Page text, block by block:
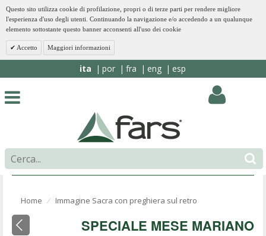
Questo sito utilizza cookie di profilazione, propri o di terze parti per rendere migliore
l'esperienza d'uso degli utenti. Continuando la navigazione e/o accedendo a un qualunque
elemento sottostante questo banner acconsenti all'uso dei cookie
Accetto Maggiori informazioni
ita por fra eng esp
Home ⁄ Immagine Sacra con preghiera sul retro
SPECIALE MESE MARIANO